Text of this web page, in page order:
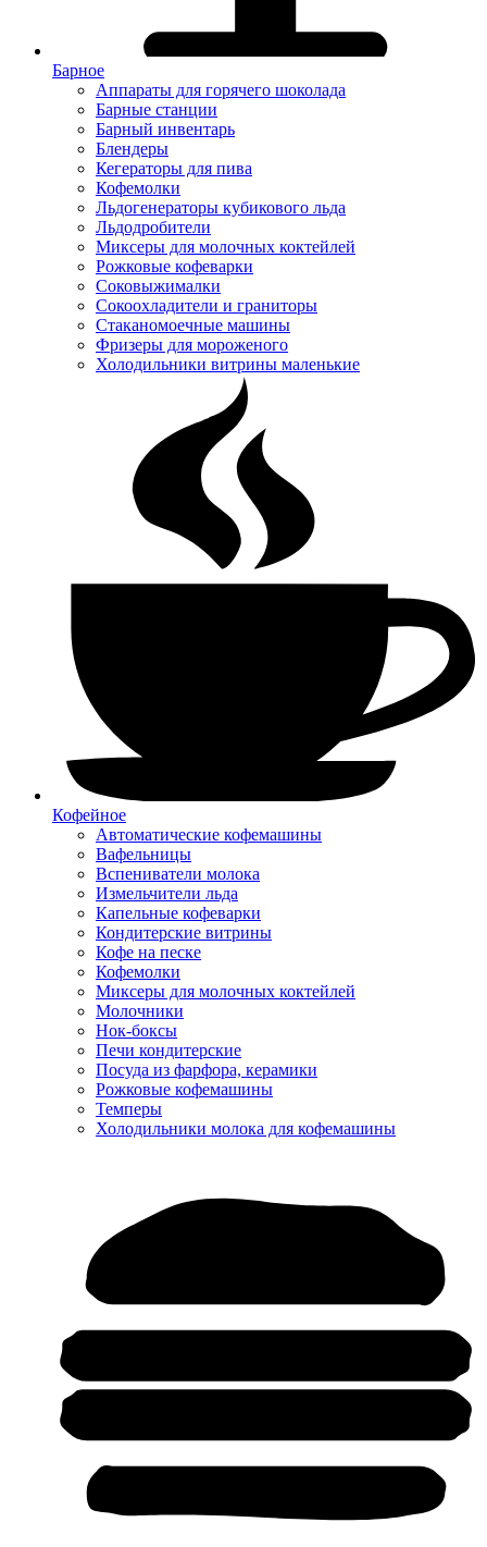
Барное
Аппараты для горячего шоколада
Барные станции
Барный инвентарь
Блендеры
Кегераторы для пива
Кофемолки
Льдогенераторы кубикового льда
Льдодробители
Миксеры для молочных коктейлей
Рожковые кофеварки
Соковыжималки
Сокоохладители и граниторы
Стаканомоечные машины
Фризеры для мороженого
Холодильники витрины маленькие
Кофейное
Автоматические кофемашины
Вафельницы
Вспениватели молока
Измельчители льда
Капельные кофеварки
Кондитерские витрины
Кофе на песке
Кофемолки
Миксеры для молочных коктейлей
Молочники
Нок-боксы
Печи кондитерские
Посуда из фарфора, керамики
Рожковые кофемашины
Темперы
Холодильники молока для кофемашины